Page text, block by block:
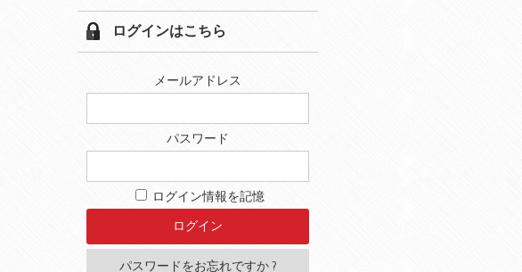
ログインはこちら
メールアドレス
パスワード
ログイン情報を記憶
パスワードをお忘れですか ?